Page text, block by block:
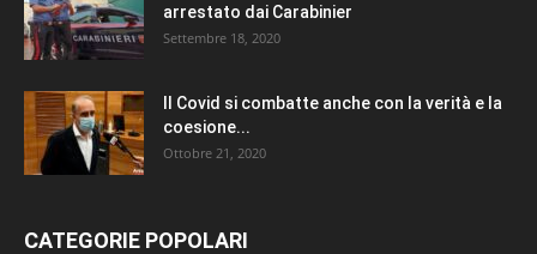
arrestato dai Carabinier
Settembre 18, 2020
Il Covid si combatte anche con la verità e la
coesione...
Ottobre 21, 2020
CATEGORIE POPOLARI